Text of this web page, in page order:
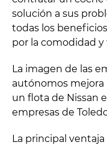
solución a sus
todas los
por la comodidad
La imagen de las
autónomos
un flota de Nissan
empresas de
La principal